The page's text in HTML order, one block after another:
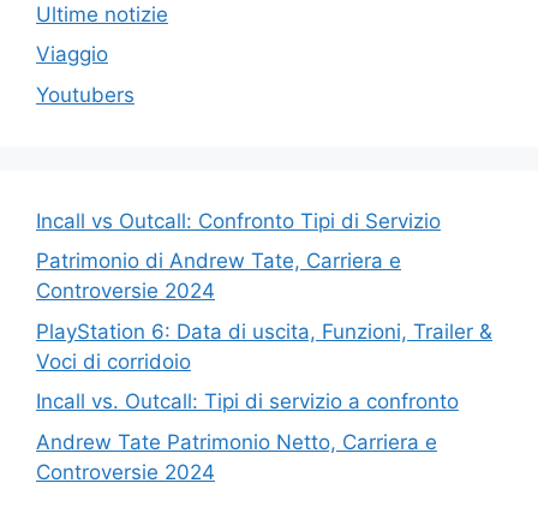
Ultime notizie
Viaggio
Youtubers
Incall vs Outcall: Confronto Tipi di Servizio
Patrimonio di Andrew Tate, Carriera e
Controversie 2024
PlayStation 6: Data di uscita, Funzioni, Trailer &
Voci di corridoio
Incall vs. Outcall: Tipi di servizio a confronto
Andrew Tate Patrimonio Netto, Carriera e
Controversie 2024